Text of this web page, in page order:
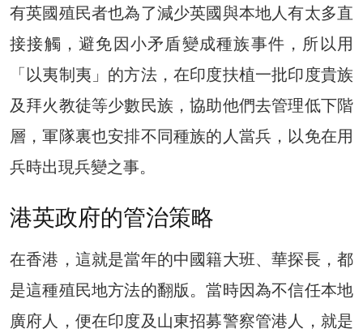
有英國殖民者也為了減少英國與本地人有太多直
接接觸，避免因小矛盾變成種族事件，所以用
「以夷制夷」的方法，在印度扶植一批印度貴族
及拜火教徒等少數民族，協助他們去管理低下階
層，軍隊裏也安排不同種族的人當兵，以免在用
兵時出現兵變之事。
港英政府的管治策略
在香港，這就是當年的中國籍大班、華探長，都
是這種殖民地方法的翻版。當時因為不信任本地
廣府人，便在印度及山東招募警察管港人，就是